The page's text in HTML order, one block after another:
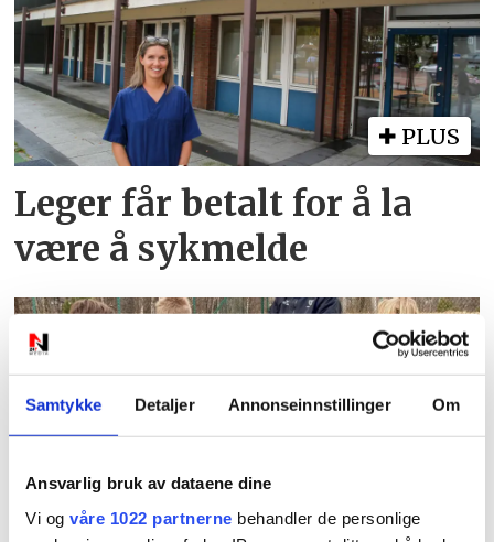
Samtykke Detaljer Annonseinnstillinger Om
Ansvarlig bruk av dataene dine
Vi og våre 1022 partnerne behandler de personlige
PLUS
Leger får betalt for å la
være å sykmelde